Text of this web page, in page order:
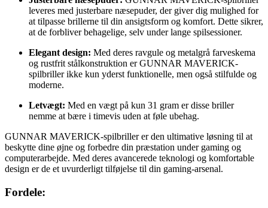
leveres med justerbare næsepuder, der giver dig mulighed for
at tilpasse brillerne til din ansigtsform og komfort. Dette sikrer,
at de forbliver behagelige, selv under lange spilsessioner.
Elegant design: Med deres ravgule og metalgrå farveskema
og rustfrit stålkonstruktion er GUNNAR MAVERICK-
spilbriller ikke kun yderst funktionelle, men også stilfulde og
moderne.
Letvægt: Med en vægt på kun 31 gram er disse briller
nemme at bære i timevis uden at føle ubehag.
GUNNAR MAVERICK-spilbriller er den ultimative løsning til at
beskytte dine øjne og forbedre din præstation under gaming og
computerarbejde. Med deres avancerede teknologi og komfortable
design er de et uvurderligt tilføjelse til din gaming-arsenal.
Fordele: